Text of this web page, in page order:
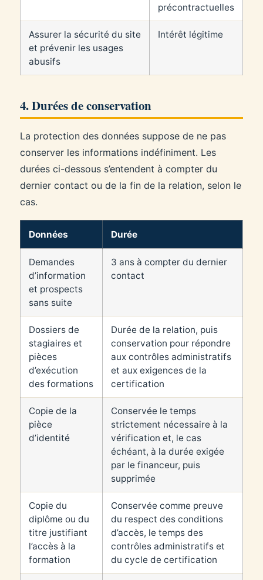
précontractuelles
Assurer la sécurité du site
et prévenir les usages
abusifs
Intérêt légitime
4. Durées de conservation
La protection des données suppose de ne pas
conserver les informations indéfiniment. Les
durées ci-dessous s’entendent à compter du
dernier contact ou de la fin de la relation, selon le
cas.
Données Durée
Demandes
d’information
et prospects
sans suite
3 ans à compter du dernier
contact
Dossiers de
stagiaires et
pièces
d’exécution
des formations
Durée de la relation, puis
conservation pour répondre
aux contrôles administratifs
et aux exigences de la
certification
Copie de la
pièce
d’identité
Conservée le temps
strictement nécessaire à la
vérification et, le cas
échéant, à la durée exigée
par le financeur, puis
supprimée
Copie du
diplôme ou du
titre justifiant
l’accès à la
formation
Conservée comme preuve
du respect des conditions
d’accès, le temps des
contrôles administratifs et
du cycle de certification